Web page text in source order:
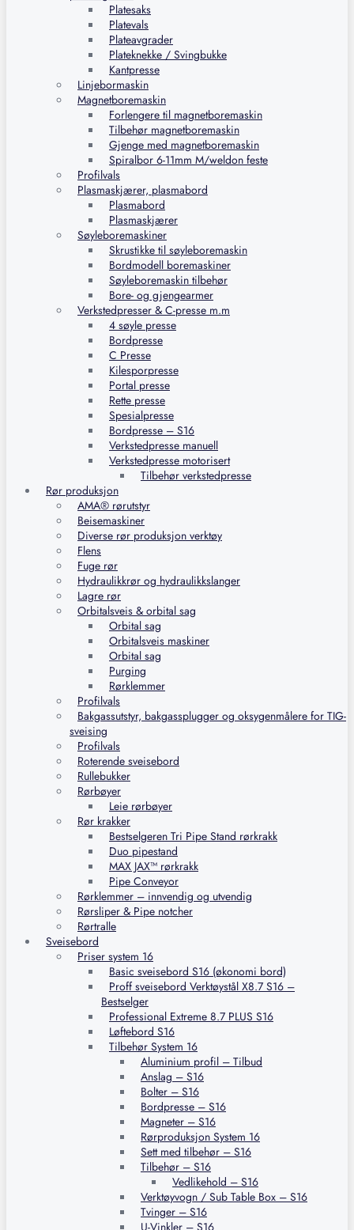
Platesaks
Platevals
Plateavgrader
Plateknekke / Svingbukke
Kantpresse
Linjebormaskin
Magnetboremaskin
Forlengere til magnetboremaskin
Tilbehør magnetboremaskin
Gjenge med magnetboremaskin
Spiralbor 6-11mm M/weldon feste
Profilvals
Plasmaskjærer, plasmabord
Plasmabord
Plasmaskjærer
Søyleboremaskiner
Skrustikke til søyleboremaskin
Bordmodell boremaskiner
Søyleboremaskin tilbehør
Bore- og gjengearmer
Verkstedpresser & C-presse m.m
4 søyle presse
Bordpresse
C Presse
Kilesporpresse
Portal presse
Rette presse
Spesialpresse
Bordpresse – S16
Verkstedpresse manuell
Verkstedpresse motorisert
Tilbehør verkstedpresse
Rør produksjon
AMA® rørutstyr
Beisemaskiner
Diverse rør produksjon verktøy
Flens
Fuge rør
Hydraulikkrør og hydraulikkslanger
Lagre rør
Orbitalsveis & orbital sag
Orbital sag
Orbitalsveis maskiner
Orbital sag
Purging
Rørklemmer
Profilvals
Bakgassutstyr, bakgassplugger og oksygenmålere for TIG-
sveising
Profilvals
Roterende sveisebord
Rullebukker
Rørbøyer
Leie rørbøyer
Rør krakker
Bestselgeren Tri Pipe Stand rørkrakk
Duo pipestand
MAX JAX™ rørkrakk
Pipe Conveyor
Rørklemmer – innvendig og utvendig
Rørsliper & Pipe notcher
Rørtralle
Sveisebord
Priser system 16
Basic sveisebord S16 (økonomi bord)
Proff sveisebord Verktøystål X8.7 S16 –
Bestselger
Professional Extreme 8.7 PLUS S16
Løftebord S16
Tilbehør System 16
Aluminium profil – Tilbud
Anslag – S16
Bolter – S16
Bordpresse – S16
Magneter – S16
Rørproduksjon System 16
Sett med tilbehør – S16
Tilbehør – S16
Vedlikehold – S16
Verktøyvogn / Sub Table Box – S16
Tvinger – S16
U-Vinkler – S16